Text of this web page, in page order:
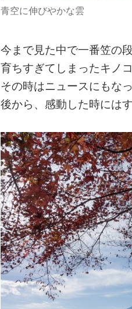
青空に伸びやかな雲
今まで見た中で一番笠の
育ちすぎてしまったキノ
その時はニュースにもな
後から、感動した時には